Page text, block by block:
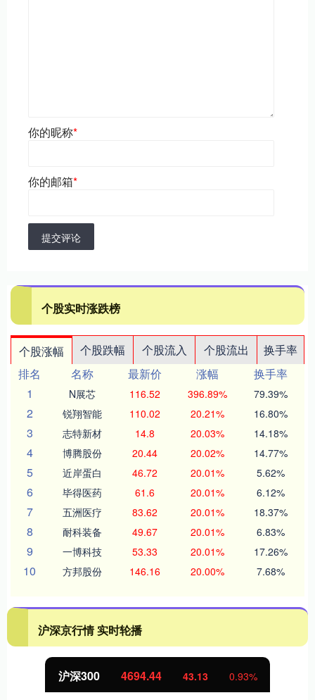
你的昵称*
你的邮箱*
提交评论
个股实时涨跌榜
个股涨幅 个股跌幅 个股流入 个股流出
换手率
排名
名称 最新价 涨幅
换手率
1
N展芯 116.52 396.89% 79.39%
2 锐翔智能 110.02 20.21% 16.80%
3 志特新材 14.8 20.03% 14.18%
4 博腾股份 20.44 20.02% 14.77%
5 近岸蛋白 46.72 20.01% 5.62%
6 毕得医药 61.6 20.01% 6.12%
7 五洲医疗 83.62 20.01% 18.37%
8 耐科装备 49.67 20.01% 6.83%
9 一博科技 53.33 20.01% 17.26%
10 方邦股份 146.16 20.00% 7.68%
沪深京行情 实时轮播
沪深300 4694.44 43.13 0.93%